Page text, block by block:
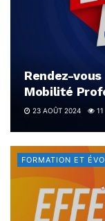
Rendez-
Mobilité
23 AOÛT 2024 11
FORMATION ET